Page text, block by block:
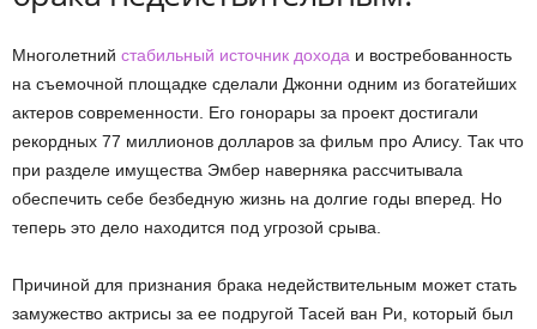
Многолетний стабильный источник дохода и востребованность
на съемочной площадке сделали Джонни одним из богатейших
актеров современности. Его гонорары за проект достигали
рекордных 77 миллионов долларов за фильм про Алису. Так что
при разделе имущества Эмбер наверняка рассчитывала
обеспечить себе безбедную жизнь на долгие годы вперед. Но
теперь это дело находится под угрозой срыва.
Причиной для признания брака недействительным может стать
замужество актрисы за ее подругой Тасей ван Ри, который был